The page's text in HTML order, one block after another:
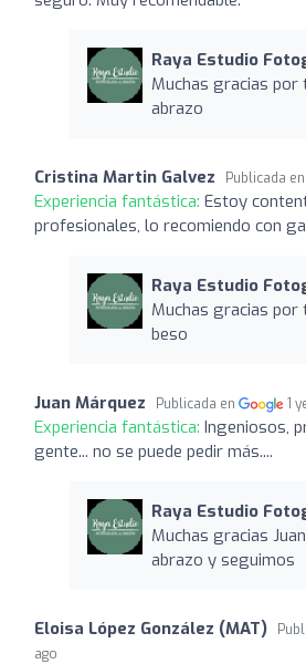
Raya Estudio
Muchas gracias por
abrazo
Cristina Martin Galvez Publicada en
Experiencia fantástica: Estoy
profesionales, lo recomiendo con
Raya Estudio
Muchas gracias por
beso
Juan Márquez Publicada en 1
Experiencia fantástica: Ingeniosos,
gente... no se puede pedir más....
Raya Estudio
Muchas gracias
abrazo y seguimos
Eloisa López González (MAT)
ago